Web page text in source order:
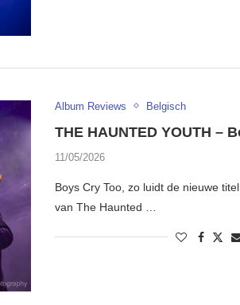
Album Reviews Belgisch
THE HAUNTED YOUTH –
11/05/2026
Boys Cry Too, zo luidt de nieuwe
van The Haunted …